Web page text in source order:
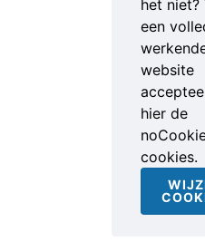
het niet?
een
website
hier de
cookies.